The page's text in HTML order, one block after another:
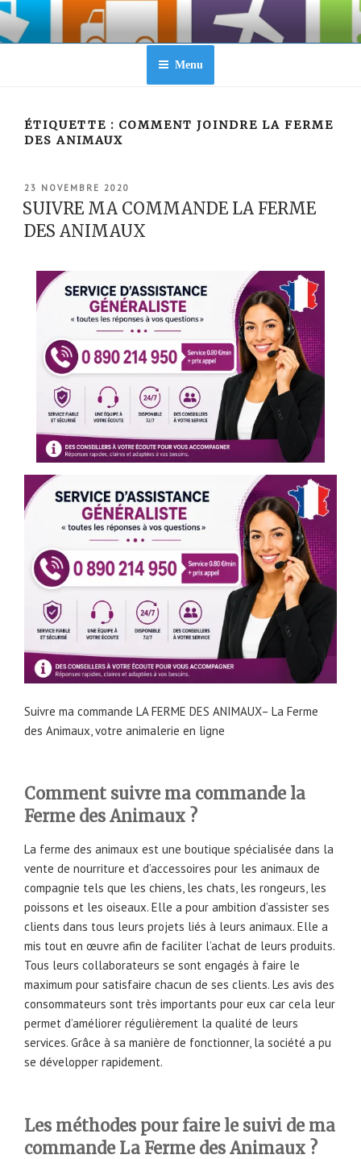
Aller
contenu
Menu
ÉTIQUETTE : COMMENT JOINDRE LA FERME
DES ANIMAUX
PUBLIÉ
LE
23 NOVEMBRE 2020
SUIVRE MA COMMANDE LA FERME
DES ANIMAUX
Suivre ma commande LA FERME DES ANIMAUX– La Ferme
des Animaux, votre animalerie en ligne
Comment suivre ma commande la
Ferme des Animaux ?
La ferme des animaux est une boutique spécialisée dans la
vente de nourriture et d’accessoires pour les animaux de
compagnie tels que les chiens, les chats, les rongeurs, les
poissons et les oiseaux. Elle a pour ambition d’assister ses
clients dans tous leurs projets liés à leurs animaux. Elle a
mis tout en œuvre afin de faciliter l’achat de leurs produits.
Tous leurs collaborateurs se sont engagés à faire le
maximum pour satisfaire chacun de ses clients. Les avis des
consommateurs sont très importants pour eux car cela leur
permet d’améliorer régulièrement la qualité de leurs
services. Grâce à sa manière de fonctionner, la société a pu
se développer rapidement.
Les méthodes pour faire le suivi de ma
commande La Ferme des Animaux ?